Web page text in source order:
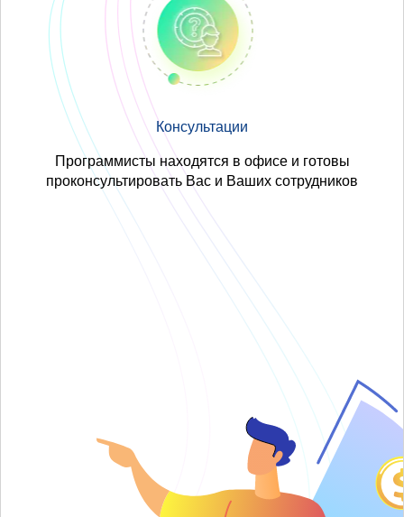
Консультации
Программисты находятся в офисе и готовы
проконсультировать Вас и Ваших сотрудников